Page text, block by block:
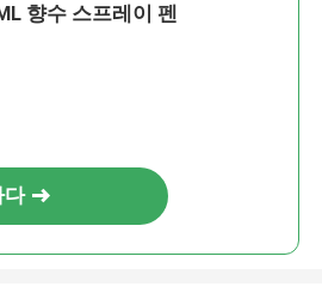
향수 스프레이 펜
다